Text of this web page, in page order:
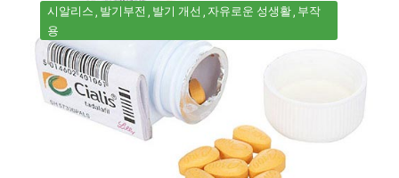
시알리스 발기부전 발기 개선 자유로운 성생활 부작
용